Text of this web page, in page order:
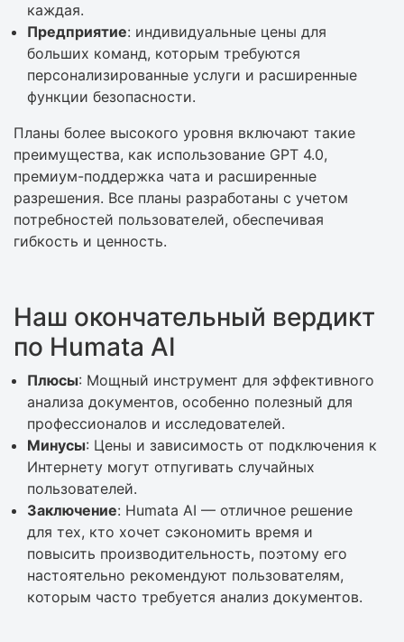
каждая.
Предприятие: индивидуальные цены для
больших команд, которым требуются
персонализированные услуги и расширенные
функции безопасности.
Планы более высокого уровня включают такие
преимущества, как использование GPT 4.0,
премиум-поддержка чата и расширенные
разрешения. Все планы разработаны с учетом
потребностей пользователей, обеспечивая
гибкость и ценность.
Наш окончательный вердикт
по Humata AI
Плюсы: Мощный инструмент для эффективного
анализа документов, особенно полезный для
профессионалов и исследователей.
Минусы: Цены и зависимость от подключения к
Интернету могут отпугивать случайных
пользователей.
Заключение: Humata AI — отличное решение
для тех, кто хочет сэкономить время и
повысить производительность, поэтому его
настоятельно рекомендуют пользователям,
которым часто требуется анализ документов.